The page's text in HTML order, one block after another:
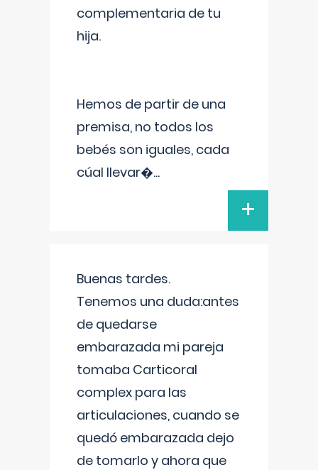
complementaria de tu
hija.
Hemos de partir de una
premisa, no todos los
bebés son iguales, cada
cúal llevar�...
+
Buenas tardes.
Tenemos una duda:antes
de quedarse
embarazada mi pareja
tomaba Carticoral
complex para las
articulaciones, cuando se
quedó embarazada dejo
de tomarlo y ahora que